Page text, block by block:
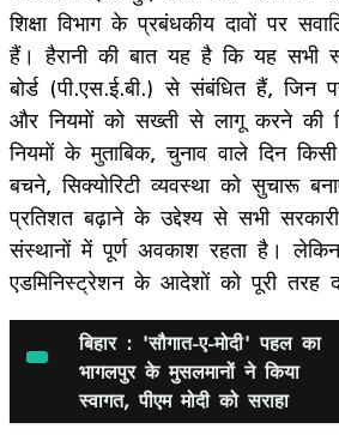
शिक्षा विभाग के प्रबंधकीय दावों पर
हैं। हैरानी की बात यह है कि यह सभी
बोर्ड (पी.एस.ई.बी.) से संबंधित हैं, जिन
और नियमों को सख्ती से लागू करने की
नियमों के मुताबिक, चुनाव वाले दिन
बचने, सिक्योरिटी व्यवस्था को सुचारू
प्रतिशत बढ़ाने के उद्देश्य से सभी
संस्थानों में पूर्ण अवकाश रहता है।
एडमिनिस्ट्रेशन के आदेशों को पूरी तरह
बिहार : 'सौगात-ए-मोदी' पहल का
भागलपुर के मुसलमानों ने किया
स्वागत, पीएम मोदी को सराहा